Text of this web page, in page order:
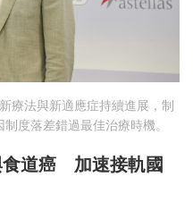
療法與新適應症持續進展，制
度落差錯過最佳治療時機。
食道癌 加速接軌國